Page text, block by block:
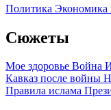
Политика Экономика
Сюжеты
Мое здоровье Война
Кавказ после войны
Правила ислама